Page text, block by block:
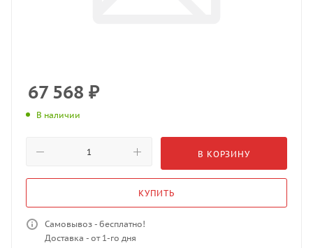
67 568 ₽
В наличии
В КОРЗИНУ
КУПИТЬ
Самовывоз - бесплатно!
Доставка - от 1-го дня